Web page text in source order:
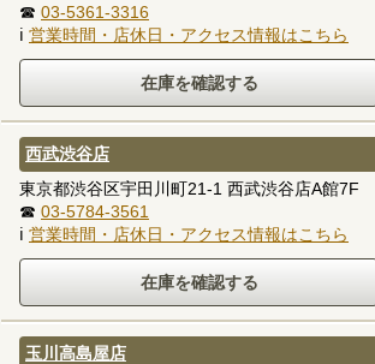
☎ 03-5361-3316
ℹ 営業時間・店休日・アクセス情報はこちら
西武渋谷店
東京都渋谷区宇田川町21-1 西武渋谷店A館7F
☎ 03-5784-3561
ℹ 営業時間・店休日・アクセス情報はこちら
玉川高島屋店